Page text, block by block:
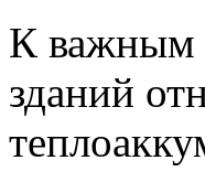
К важным
зданий